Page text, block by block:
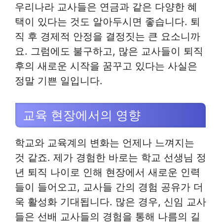
우리나라 교사들은 연금과 같은 다양한 혜
택이 있다는 것도 알아두시면 좋습니다. 퇴
직 후 경제적 안정을 결정짓는 큰 요소니까
요. 그럼에도 불구하고, 많은 교사들이 퇴직
후의 새로운 시작을 꿈꾸고 있다는 사실은
정말 기쁜 일입니다.
교육 현장에서의 영향
학교와 교육계의 변화는 언제나 느껴지는
것 같죠. 제가 경험한 바로는 학교 선생님 정
년 퇴직 나이로 인해 현장에서 새로운 인력
들이 들어오고, 교사들 간의 경험 공유가 더
욱 활성화 기대됩니다. 많은 경우, 신임 교사
들은 선배 교사들의 경험을 통해 나름의 길